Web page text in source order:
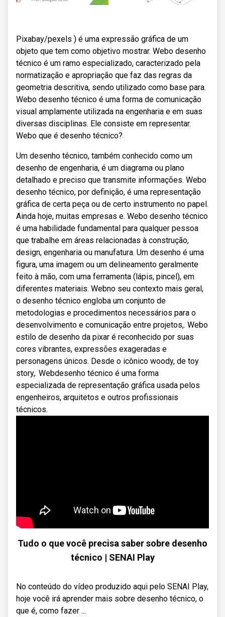
Pixabay/pexels ) é uma expressão gráfica de um
objeto que tem como objetivo mostrar. Webo desenho
técnico é um ramo especializado, caracterizado pela
normatização e apropriação que faz das regras da
geometria descritiva, sendo utilizado como base para.
Webo desenho técnico é uma forma de comunicação
visual amplamente utilizada na engenharia e em suas
diversas disciplinas. Ele consiste em representar.
Webo que é desenho técnico?
Um desenho técnico, também conhecido como um
desenho de engenharia, é um diagrama ou plano
detalhado e preciso que transmite informações. Webo
desenho técnico, por definição, é uma representação
gráfica de certa peça ou de certo instrumento no papel.
Ainda hoje, muitas empresas e. Webo desenho técnico
é uma habilidade fundamental para qualquer pessoa
que trabalhe em áreas relacionadas à construção,
design, engenharia ou manufatura. Um desenho é uma
figura, uma imagem ou um delineamento geralmente
feito à mão, com uma ferramenta (lápis, pincel), em
diferentes materiais. Webno seu contexto mais geral,
o desenho técnico engloba um conjunto de
metodologias e procedimentos necessários para o
desenvolvimento e comunicação entre projetos,. Webo
estilo de desenho da pixar é reconhecido por suas
cores vibrantes, expressões exageradas e
personagens únicos. Desde o icônico woody, de toy
story,. Webdesenho técnico é uma forma
especializada de representação gráfica usada pelos
engenheiros, arquitetos e outros profissionais
técnicos.
Tudo o que você precisa saber sobre desenho
técnico | SENAI Play
No conteúdo do vídeo produzido aqui pelo SENAI Play,
hoje você irá aprender mais sobre desenho técnico, o
que é, como fazer ...